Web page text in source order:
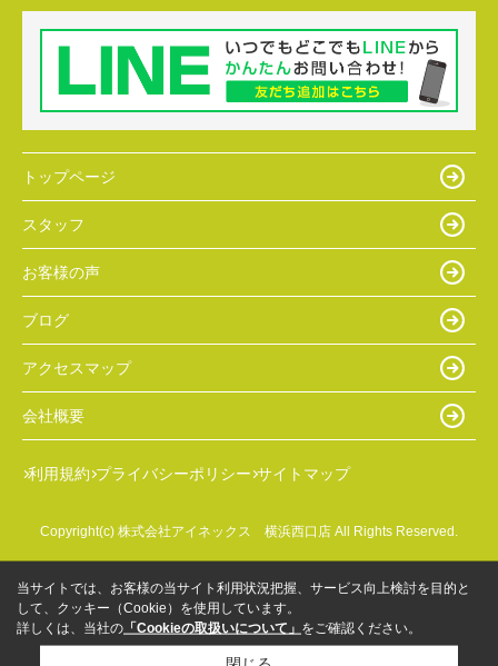
トップページ
スタッフ
お客様の声
ブログ
アクセスマップ
会社概要
利用規約 プライバシーポリシー サイトマップ
Copyright(c) 株式会社アイネックス 横浜西口店 All Rights Reserved.
当サイトでは、お客様の当サイト利用状況把握、サービス向上検討を目的と
して、クッキー（Cookie）を使用しています。
詳しくは、当社の 「Cookieの取扱いについて」 をご確認ください。